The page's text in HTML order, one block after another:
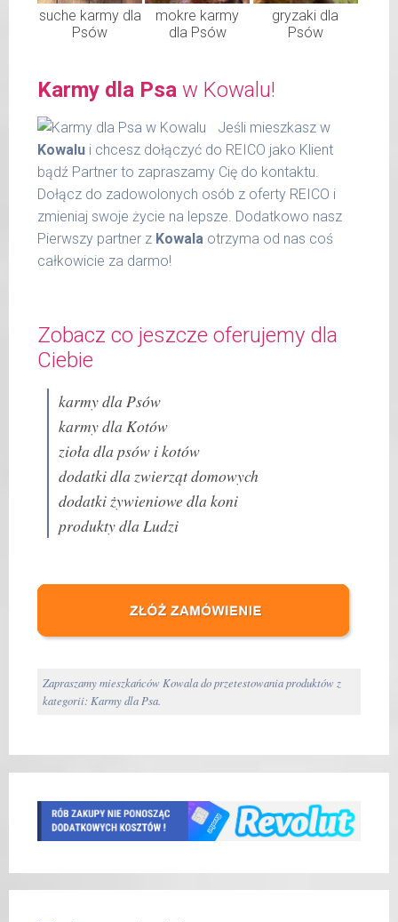
suche karmy dla
Psów
mokre karmy
dla Psów
gryzaki dla
Psów
Karmy dla Psa w Kowalu!
Jeśli mieszkasz w
Kowalu i chcesz dołączyć do REICO jako Klient
bądź Partner to zapraszamy Cię do kontaktu.
Dołącz do zadowolonych osób z oferty REICO i
zmieniaj swoje życie na lepsze. Dodatkowo nasz
Pierwszy partner z Kowala otrzyma od nas coś
całkowicie za darmo!
Zobacz co jeszcze oferujemy dla
Ciebie
karmy dla Psów
karmy dla Kotów
zioła dla psów i kotów
dodatki dla zwierząt domowych
dodatki żywieniowe dla koni
produkty dla Ludzi
Zapraszamy mieszkańców Kowala do przetestowania produktów z
kategorii: Karmy dla Psa.